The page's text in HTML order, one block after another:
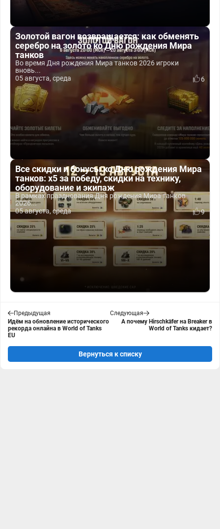
Золотой вагон возвращается: как обменять
серебро на золото ко Дню рождения Мира
танков
Во время Дня рождения Мира танков 2026 игроки
вновь...
05 августа, среда
6
Все скидки и бонусы ко Дню рождения Мира
танков: x5 за победу, скидки на технику,
оборудование и экипаж
В рамках празднования Дня рождения Мира танков
2026...
05 августа, среда
9
Предыдущая
Идём на обновление исторического
рекорда онлайна в World of Tanks
EU
Следующая
А почему Hirschkäfer на Breaker в
World of Tanks кидает?
Вернуться к списку